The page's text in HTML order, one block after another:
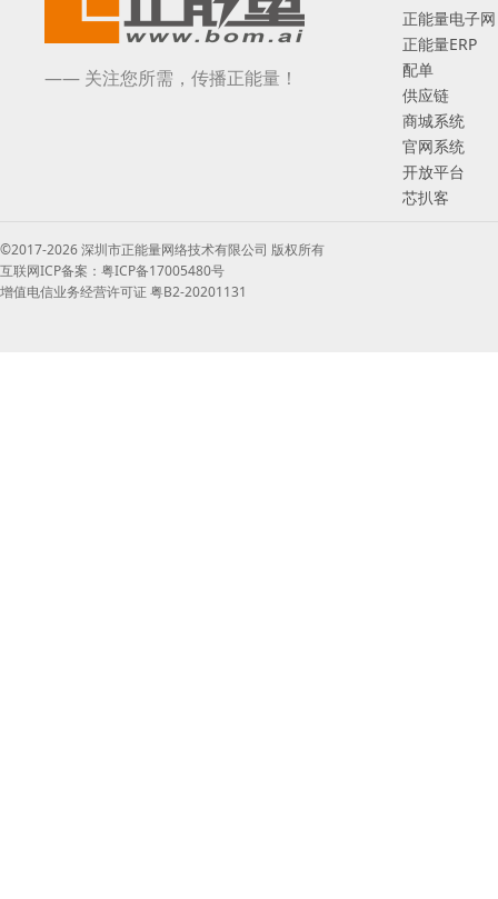
—— 关注您所需，传播正能量！
正能量电子网
正能量ERP
配单
供应链
商城系统
官网系统
开放平台
芯扒客
©2017-2026 深圳市正能量网络技术有限公司 版权所有
互联网ICP备案：粤ICP备17005480号
增值电信业务经营许可证 粤B2-20201131